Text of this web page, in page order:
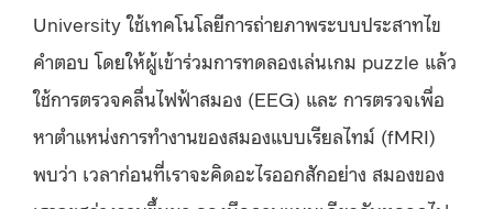
University ใช้เทคโนโลยีการถ่ายภาพระบบประสาทไข
คำตอบ โดยให้ผู้เข้าร่วมการทดลองเล่นเกม puzzle แล้ว
ใช้การตรวจคลื่นไฟฟ้าสมอง (EEG) และ การตรวจเพื่อ
หาตําแหน่งการทํางานของสมองแบบเรียลไทม์ (fMRI)
พบว่า เวลาก่อนที่เราจะคิดอะไรออกสักอย่าง สมองของ